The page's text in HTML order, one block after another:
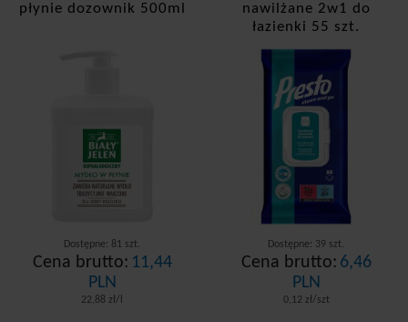
płynie dozownik 500ml
Dostępne: 81 szt.
Cena brutto: 11,44
PLN
22,88 zł/l
nawilżane 2w1 do
łazienki 55 szt.
Dostępne: 39 szt.
Cena brutto: 6,46
PLN
0,12 zł/szt